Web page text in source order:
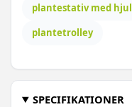
plantestativ med hjul
plantetrolley
SPECIFIKATIONER